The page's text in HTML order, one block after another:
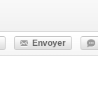
Envoyer